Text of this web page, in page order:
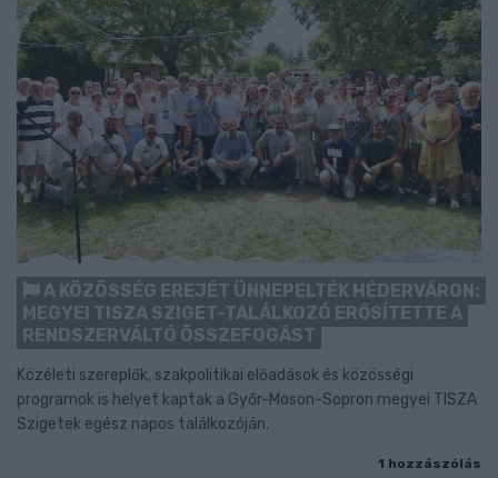
A KÖZÖSSÉG EREJÉT ÜNNEPELTÉK HÉDERVÁRON:
MEGYEI TISZA SZIGET-TALÁLKOZÓ ERŐSÍTETTE A
RENDSZERVÁLTÓ ÖSSZEFOGÁST
Közéleti szereplők, szakpolitikai előadások és közösségi
programok is helyet kaptak a Győr-Moson-Sopron megyei TISZA
Szigetek egész napos találkozóján.
1 hozzászólás